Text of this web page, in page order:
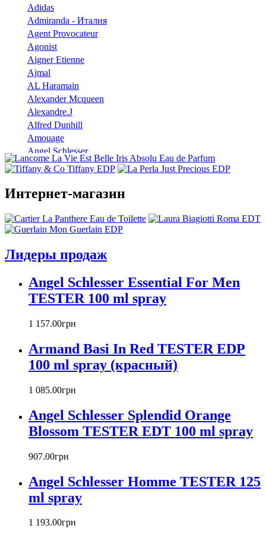
Adidas
Admiranda - Италия
Agent Provocateur
Agonist
Aigner Etienne
Ajmal
AL Haramain
Alexander Mcqueen
Alexandre.J
Alfred Dunhill
Amouage
Angel Schlesser
Anna Sui
Annayake
Annick Goutal
Antonio Banderas
Aramis
Armaf
Atelier Cologne
Badgley Mischka
Baldinini
Banana Republic
Barex
Beyonce
Bill Blass
Biotherm
Blumarine
Bottega Veneta
Boucheron
Bourjois
Britney Spears
Bruno Banani
Burberry
Bvlgari
Byblos
Интернет-магазин
Лидеры продаж
Angel Schlesser Essential For Men
TESTER 100 ml spray
1 157.00грн
Armand Basi In Red TESTER EDP
100 ml spray (красный)
1 085.00грн
Angel Schlesser Splendid Orange
Blossom TESTER EDT 100 ml spray
907.00грн
Angel Schlesser Homme TESTER 125
ml spray
1 193.00грн